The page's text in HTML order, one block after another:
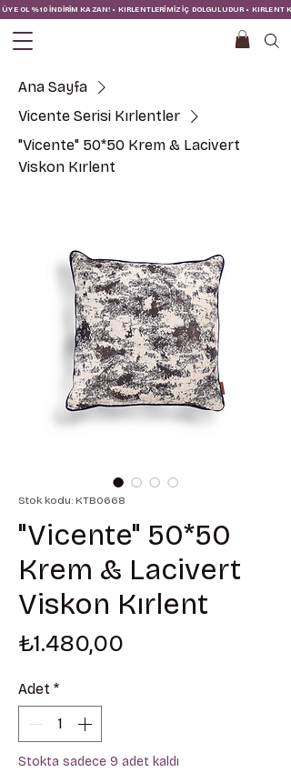
ÜYE OL %10 İNDİRİM KAZAN! • KIRLENTLERİMİZ İÇ DOLGULUDUR •
Ana Sayfa
Vicente Serisi Kırlentler
"Vicente" 50*50 Krem & Lacivert
Viskon Kırlent
Stok kodu: KTB0668
"Vicente" 50*50
Krem & Lacivert
Viskon Kırlent
₺1.480,00
Adet *
Stokta sadece 9 adet kaldı